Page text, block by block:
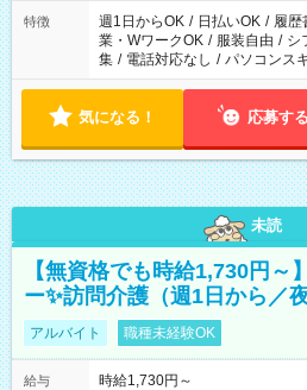
特徴 週1日からOK / 日払いOK / 履歴
業・WワークOK / 服装自由 / シ
集 / 電話対応なし / パソコンス
気になる！ 応募する
未読
【無資格でも時給1,730円～
ー✨訪問介護（週1日から／
アルバイト 職種未経験OK
給与
時給1,730円～